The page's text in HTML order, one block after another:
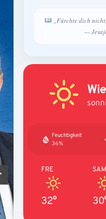
„Fürchte dich
—
Feuchtigkeit
36%
FRE
32°
SAM